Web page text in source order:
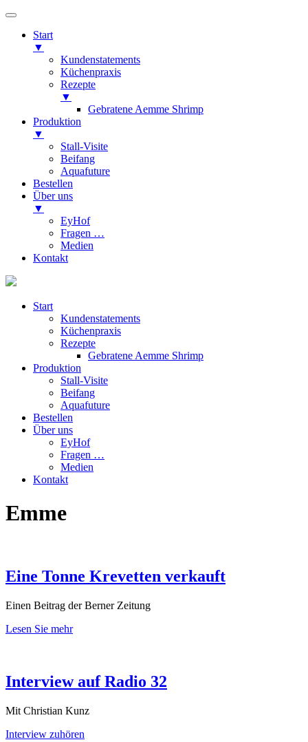
Start
▼
Kundenstatements
Küchenpraxis
Rezepte
▼
Gebratene Aemme Shrimp
Produktion
▼
Stall-Visite
Beifang
Aquafuture
Bestellen
Über uns
▼
EyHof
Fragen …
Medien
Kontakt
Start
Kundenstatements
Küchenpraxis
Rezepte
Gebratene Aemme Shrimp
Produktion
Stall-Visite
Beifang
Aquafuture
Bestellen
Über uns
EyHof
Fragen …
Medien
Kontakt
Emme
Eine Tonne Krevetten verkauft
Einen Beitrag der Berner Zeitung
Lesen Sie mehr
Interview auf Radio 32
Mit Christian Kunz
Interview zuhören